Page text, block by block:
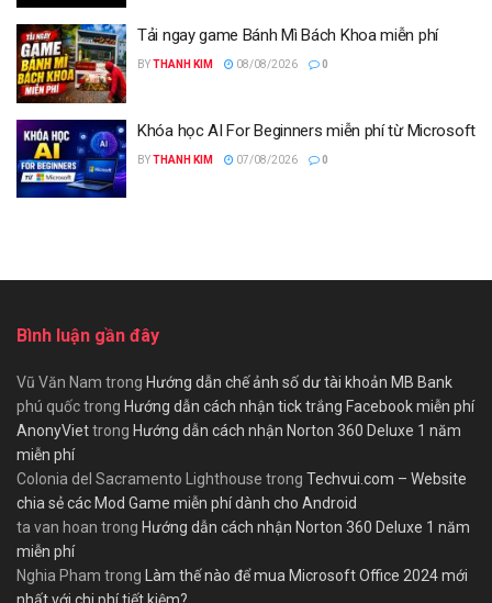
Tải ngay game Bánh Mì Bách Khoa miễn phí
BYTHANH KIM 08/08/2026 0
Khóa học AI For Beginners miễn phí từ Microsoft
BYTHANH KIM 07/08/2026 0
Bình luận gần đây
Vũ Văn Nam trong Hướng dẫn chế ảnh số dư tài khoản MB Bank
phú quốctrong Hướng dẫn cách nhận tick trắng Facebook miễn phí
AnonyViettrong Hướng dẫn cách nhận Norton 360 Deluxe 1 năm
miễn phí
Colonia del Sacramento Lighthouse trong Techvui.com – Website
chia sẻ các Mod Game miễn phí dành cho Android
ta van hoan trong Hướng dẫn cách nhận Norton 360 Deluxe 1 năm
miễn phí
Nghia Pham trong Làm thế nào để mua Microsoft Office 2024 mới